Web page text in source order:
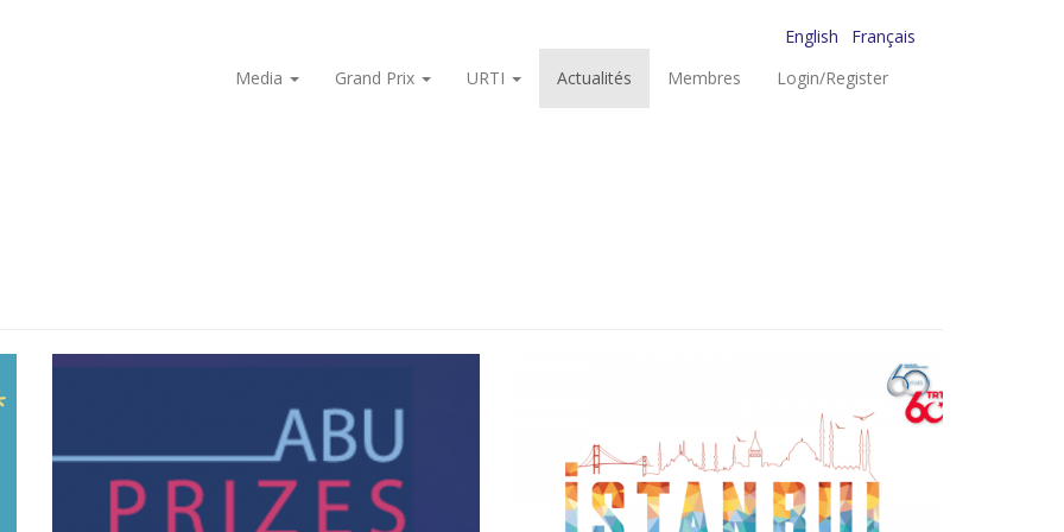
English
Français
Media
Grand Prix URTI Actualités Membres Login/Register